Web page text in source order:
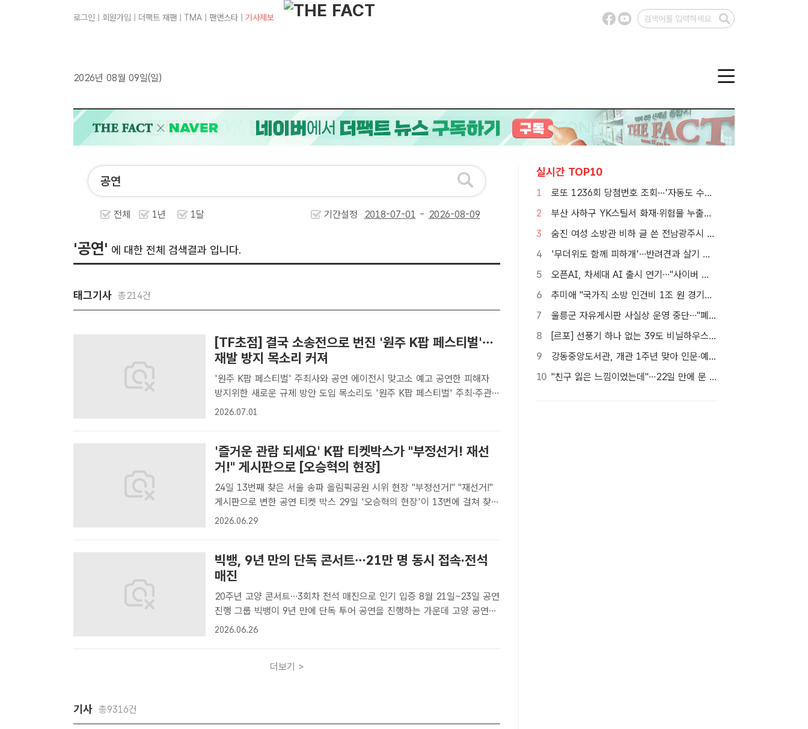
로그인 회원가입 더팩트 재팬 TMA 팬앤스타 기사제보
2026년 08월 09일(일)
전체 1년 1달 기간설정 -
'공연' 에 대한 전체 검색결과 입니다.
태그기사 총214건
[TF초점] 결국 소송전으로 번진 '원주 K팝 페스티벌'…
재발 방지 목소리 커져
'원주 K팝 페스티벌' 주최사와 공연 에이전시 맞고소 예고 공연한 피해자
방지위한 새로운 규제 방안 도입 목소리도 '원주 K팝 페스티벌' 주최·주관사
우리문화예술교육진흥원이 공연 에이전시를 상대로 고소를 진행하면서 이
2026.07.01
'즐거운 관람 되세요' K팝 티켓박스가 "부정선거! 재선
거!" 게시판으로 [오승혁의 현장]
24일 13번째 찾은 서울 송파 올림픽공원 시위 현장 "부정선거!" "재선거!"
게시판으로 변한 공연 티켓 박스 29일 '오승혁의 현장'이 13번에 걸쳐 찾은
서울 송파 올림픽공원 집회 현장, 핸드볼경기장 앞 티켓박스는 집회 후 계속
2026.06.29
빅뱅, 9년 만의 단독 콘서트…21만 명 동시 접속·전석
매진
20주년 고양 콘서트…3회차 전석 매진으로 인기 입증 8월 21일~23일 공연
진행 그룹 빅뱅이 9년 만에 단독 투어 공연을 진행하는 가운데 고양 공연이
전석 매진됐다. 사진은 지난해 12월 '쿠팡플레이와 함께하는 G-DRAGON
2026.06.26
더보기 >
기사 총9316건
실시간 TOP10
1
로또 1236회 당첨번호 조회···'자동도 수동도 5명씩 같네'
2
부산 사하구 YK스틸서 화재·위험물 누출…소방 대응 1단계 발령
3
숨진 여성 소방관 비하 글 쓴 전남광주시 공무원 입건
4
'무더위도 함께 피하개'…반려견과 살기 좋은 자치구는 어디
5
오픈AI, 차세대 AI 출시 연기…"사이버 공격 등 보안 위험"
6
추미애 "국가직 소방 인건비 1조 원 경기도가 대납…재정개혁 시급"
7
울릉군 자유게시판 사실상 운영 중단…"폐쇄" vs "소통창구 지켜야"
8
[르포] 선풍기 하나 없는 39도 비닐하우스…이주노동자의 '악몽같은 폭염'
9
강동중앙도서관, 개관 1주년 맞아 인문·예술 행사 마련 [TF사진관]
10
"친구 잃은 느낌이었는데"…22일 만에 문 연 홈플러스 가보니[TF현장]